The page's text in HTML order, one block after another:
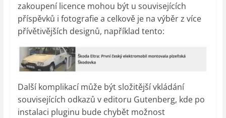
zakoupení licence mohou být u souvisejících
příspěvků i fotografie a celkově je na výběr z více
přívětivějších designů, například tento:
Další komplikací může být složitější vkládání
souvisejících odkazů v editoru Gutenberg, kde po
instalaci pluginu bude chybět možnost